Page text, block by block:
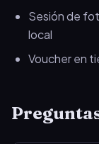
Sesión de
local
Voucher en